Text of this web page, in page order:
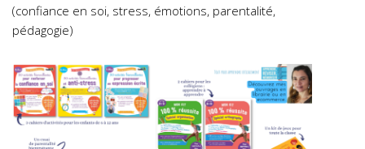
(confiance en soi, stress, émotions, parentalité,
pédagogie)